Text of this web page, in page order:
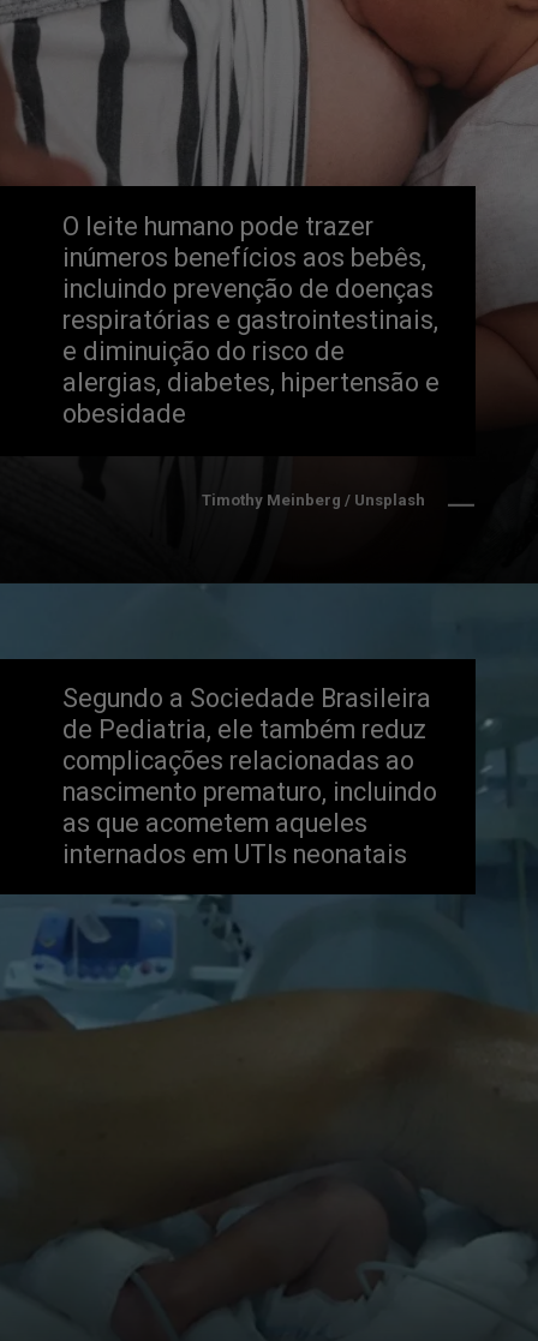
O leite humano pode trazer
inúmeros benefícios aos bebês,
incluindo prevenção de doenças
respiratórias e gastrointestinais,
e diminuição do risco de
alergias, diabetes, hipertensão e
obesidade
Timothy Meinberg / Unsplash
Segundo a Sociedade Brasileira
de Pediatria, ele também reduz
complicações relacionadas ao
nascimento prematuro, incluindo
as que acometem aqueles
internados em UTIs neonatais